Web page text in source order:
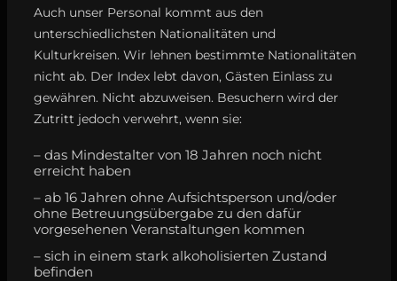
Auch unser Personal kommt aus den
unterschiedlichsten Nationalitäten und
Kulturkreisen. Wir lehnen bestimmte Nationalitäten
nicht ab. Der Index lebt davon, Gästen Einlass zu
gewähren. Nicht abzuweisen. Besuchern wird der
Zutritt jedoch verwehrt, wenn sie:
– das Mindestalter von 18 Jahren noch nicht
erreicht haben
– ab 16 Jahren ohne Aufsichtsperson und/oder
ohne Betreuungsübergabe zu den dafür
vorgesehenen Veranstaltungen kommen
– sich in einem stark alkoholisierten Zustand
befinden